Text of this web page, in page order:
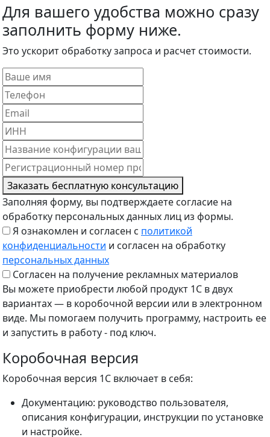
Для вашего удобства можно сразу
заполнить форму ниже.
Это ускорит обработку запроса и расчет стоимости.
Заказать бесплатную консультацию
Заполняя форму, вы подтверждаете согласие на
обработку персональных данных лиц из формы.
Я ознакомлен и согласен с политикой
конфиденциальности и согласен на обработку
персональных данных
Согласен на получение рекламных материалов
Вы можете приобрести любой продукт 1С в двух
вариантах — в коробочной версии или в электронном
виде. Мы помогаем получить программу, настроить ее
и запустить в работу - под ключ.
Коробочная версия
Коробочная версия 1С включает в себя:
Документацию: руководство пользователя,
описания конфигурации, инструкции по установке
и настройке.